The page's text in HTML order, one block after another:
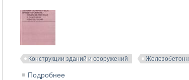
Конструкции зданий и сооружений
Подробнее